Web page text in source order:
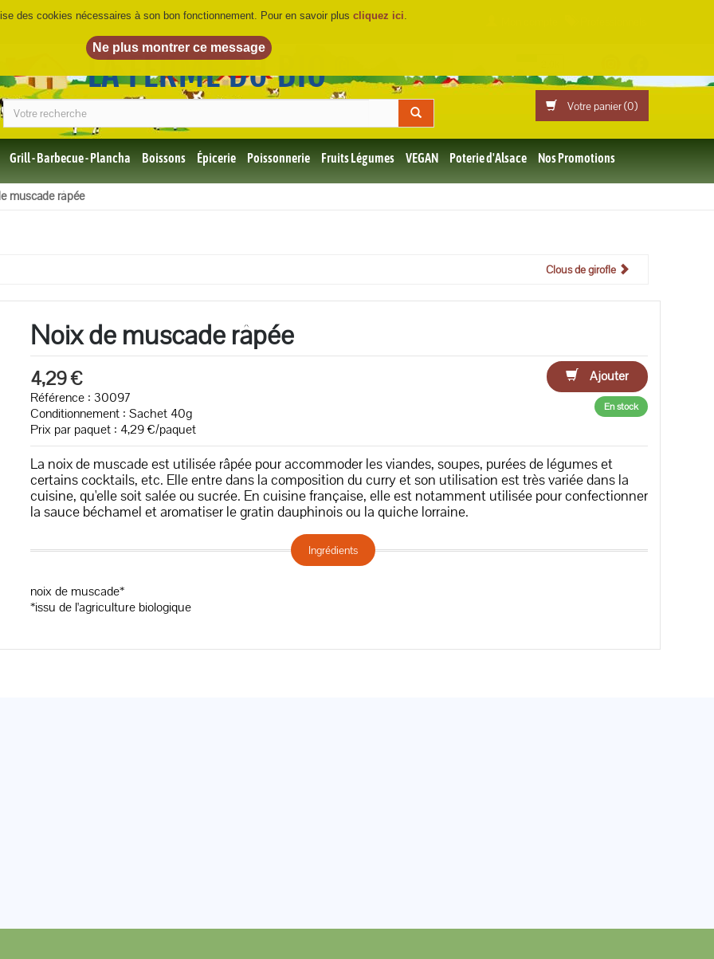
LA FERME DU BIO
Votre panier (0)
Grill - Barbecue - Plancha Boissons Épicerie Poissonnerie Fruits Légumes VEGAN Poterie d'Alsace Nos Promotions
muscade râpée
Clous de girofle
Noix de muscade râpée
4,29 €
Ajouter
Référence : 30097
Conditionnement : Sachet 40g
Prix par paquet : 4,29 €/paquet
En stock
La noix de muscade est utilisée râpée pour accommoder les viandes, soupes, purées de légumes et
certains cocktails, etc. Elle entre dans la composition du curry et son utilisation est très variée dans la
cuisine, qu'elle soit salée ou sucrée. En cuisine française, elle est notamment utilisée pour confectionner
la sauce béchamel et aromatiser le gratin dauphinois ou la quiche lorraine.
Ingrédients
noix de muscade*
*issu de l'agriculture biologique
des cookies nécessaires à son bon fonctionnement. Pour en savoir plus cliquez ici.